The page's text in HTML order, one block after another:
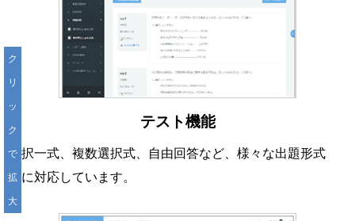
テスト機能
択一式、複数選択式、自由回答など、様々な出題形式
に対応しています。
ク
リ
ッ
ク
で
拡
大